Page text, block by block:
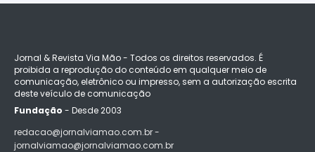
Jornal & Revista Via Mão - Todos os direitos reservados. É
proibida a reprodução do conteúdo em qualquer meio de
comunicação, eletrônico ou impresso, sem a autorização escrita
deste veículo de comunicação
Fundação - Desde 2003
redacao@jornalviamao.com.br -
jornalviamao@jornalviamao.com.br